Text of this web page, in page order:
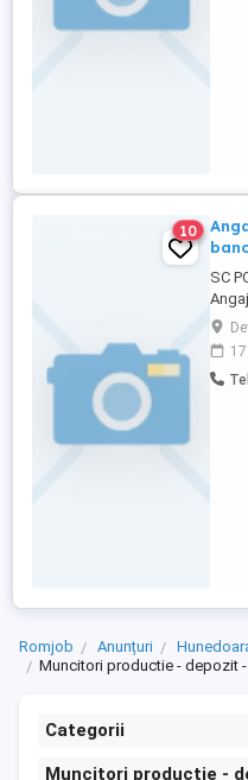
10
SC
Romjob Anunțuri
Muncitori productie - depozit
Categorii
Muncitori productie -